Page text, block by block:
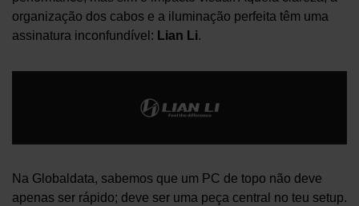
organização dos cabos e a iluminação perfeita têm uma
assinatura inconfundível: Lian Li.
Na Globaldata, sabemos que um PC de topo não deve
apenas ser rápido; deve ser uma peça central no teu setup.